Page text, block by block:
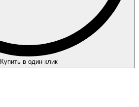
Купить в один клик